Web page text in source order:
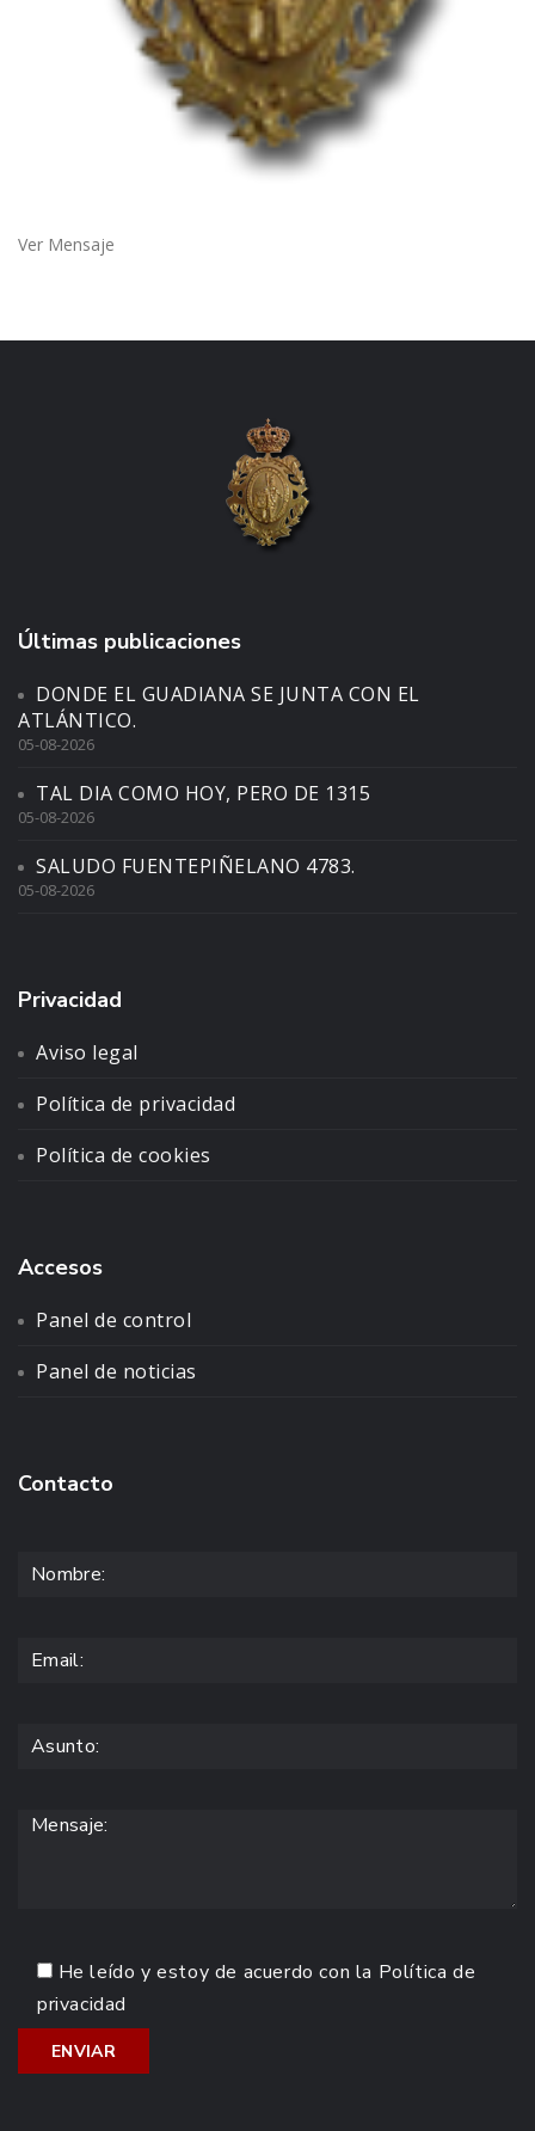
Ver Mensaje
Últimas publicaciones
DONDE EL GUADIANA SE JUNTA CON EL
ATLÁNTICO.
05-08-2026
TAL DIA COMO HOY, PERO DE 1315
05-08-2026
SALUDO FUENTEPIÑELANO 4783.
05-08-2026
Privacidad
Aviso legal
Política de privacidad
Política de cookies
Accesos
Panel de control
Panel de noticias
Contacto
He leído y estoy de acuerdo con la Política de
privacidad